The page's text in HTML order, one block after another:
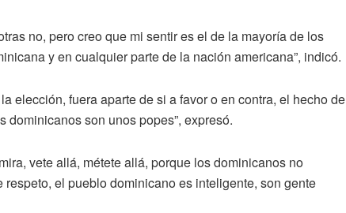
no, pero creo que mi sentir es el de la mayoría de los
y en cualquier parte de la nación americana”, indicó.
elección, fuera aparte de si a favor o en contra, el hecho de
son unos popes”, expresó.
vete allá, métete allá, porque los dominicanos no
respeto, el pueblo dominicano es inteligente, son gente